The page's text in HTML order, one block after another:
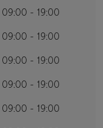
09:00 - 19:00
09:00 - 19:00
09:00 - 19:00
09:00 - 19:00
09:00 - 19:00